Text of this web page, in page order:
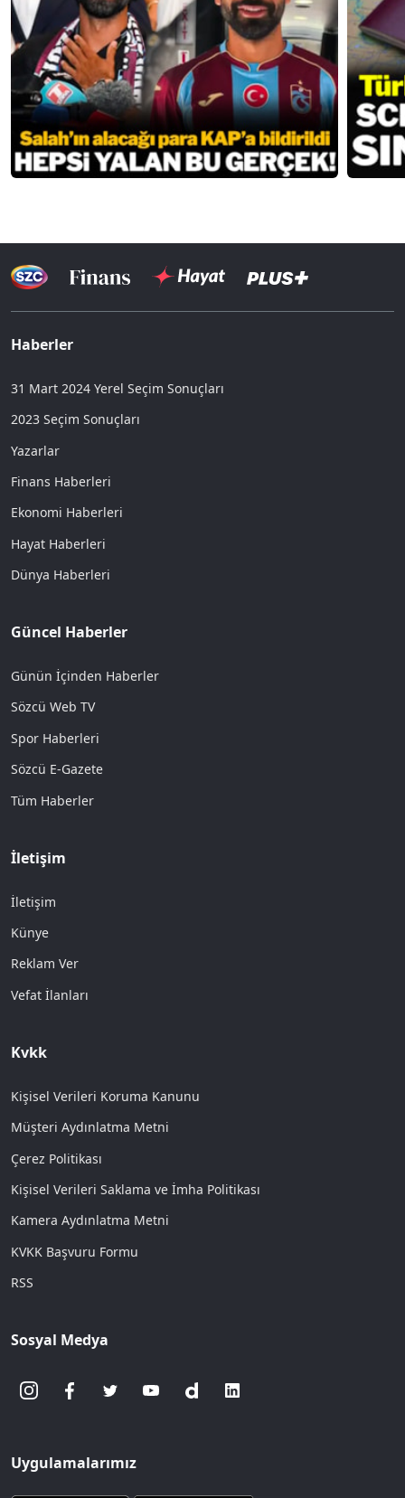
Haberler
31 Mart 2024 Yerel Seçim Sonuçları
2023 Seçim Sonuçları
Yazarlar
Finans Haberleri
Ekonomi Haberleri
Hayat Haberleri
Dünya Haberleri
Güncel Haberler
Günün İçinden Haberler
Sözcü Web TV
Spor Haberleri
Sözcü E-Gazete
Tüm Haberler
İletişim
İletişim
Künye
Reklam Ver
Vefat İlanları
Kvkk
Kişisel Verileri Koruma Kanunu
Müşteri Aydınlatma Metni
Çerez Politikası
Kişisel Verileri Saklama ve İmha Politikası
Kamera Aydınlatma Metni
KVKK Başvuru Formu
RSS
Sosyal Medya
Uygulamalarımız